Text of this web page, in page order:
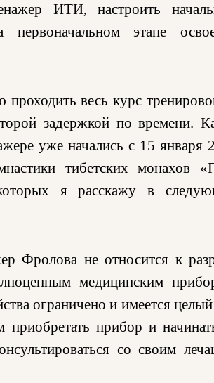
ИТИ, настроить
этапе
весь курс
задержкой по времени.
уже начались с 15 января
тибетских монахов
я расскажу в
Фролова не относится к
медицинским
ограничено и имеется
прибор и
со своим